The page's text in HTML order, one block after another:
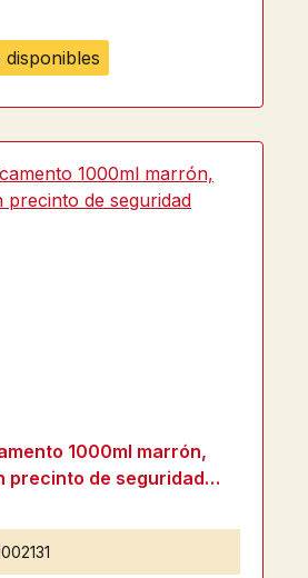
1000ml marrón,
precinto de seguridad